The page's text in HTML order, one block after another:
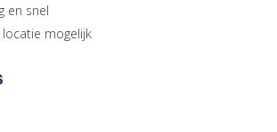
en snel
mogelijk